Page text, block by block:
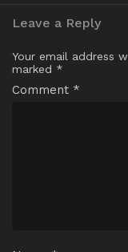
Leave a Reply
Your email address
marked *
Comment *